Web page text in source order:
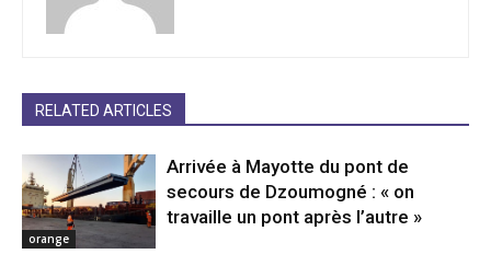
RELATED ARTICLES
orange
Arrivée à Mayotte du pont de
secours de Dzoumogné : « on
travaille un pont après l’autre »